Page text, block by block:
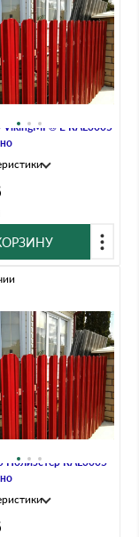
VikingMP® E RAL3005
Полиэстер RAL3005